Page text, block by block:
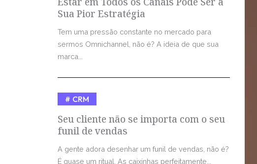
Sua Pior Estratégia
Tem uma pressão constante no mercado para
sermos Omnichannel, não é? A ideia de que sua
marca...
Seu cliente não se importa com o seu
funil de vendas
CRM
A gente adora desenhar um funil de vendas, não é?
É quase um ritual. As caixinhas perfeitamente...